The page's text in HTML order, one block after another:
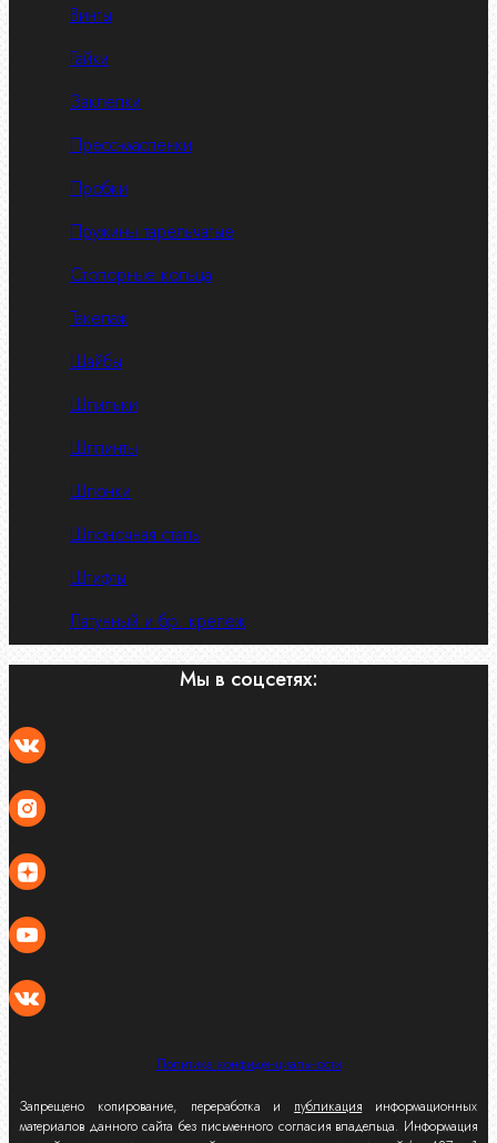
Винты
Гайки
Заклепки
Пресс-масленки
Пробки
Пружины тарельчатые
Стопорные кольца
Такелаж
Шайбы
Шпильки
Шплинты
Шпонки
Шпоночная сталь
Штифты
Латунный и бр. крепеж
Мы в соцсетях:
Политика конфиденциальности
Запрещено копирование, переработка и публикация информационных
материалов данного сайта без письменного согласия владельца. Информация